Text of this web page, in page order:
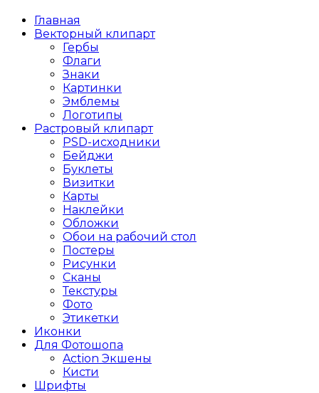
Главная
Векторный клипарт
Гербы
Флаги
Знаки
Картинки
Эмблемы
Логотипы
Растровый клипарт
PSD-исходники
Бейджи
Буклеты
Визитки
Карты
Наклейки
Обложки
Обои на рабочий стол
Постеры
Рисунки
Сканы
Текстуры
Фото
Этикетки
Иконки
Для Фотошопа
Action Экшены
Кисти
Шрифты